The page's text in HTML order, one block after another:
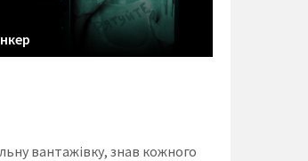
вантажівку, знав кожного